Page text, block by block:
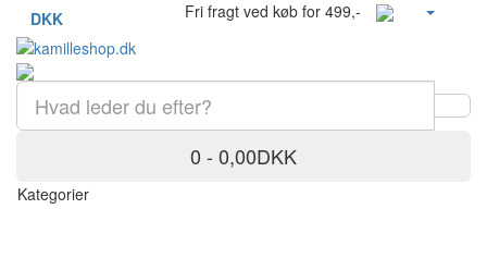
DKK Fri fragt ved køb for 499,-
0 - 0,00DKK
Kategorier